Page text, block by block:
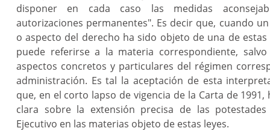
disponer en cada caso las medidas
autorizaciones permanentes". Es decir que, cuando
o aspecto del derecho ha sido objeto de una de estas
puede referirse a la materia correspondiente,
aspectos concretos y particulares del régimen
administración. Es tal la aceptación de esta
que, en el corto lapso de vigencia de la Carta de
clara sobre la extensión precisa de las
Ejecutivo en las materias objeto de estas leyes.